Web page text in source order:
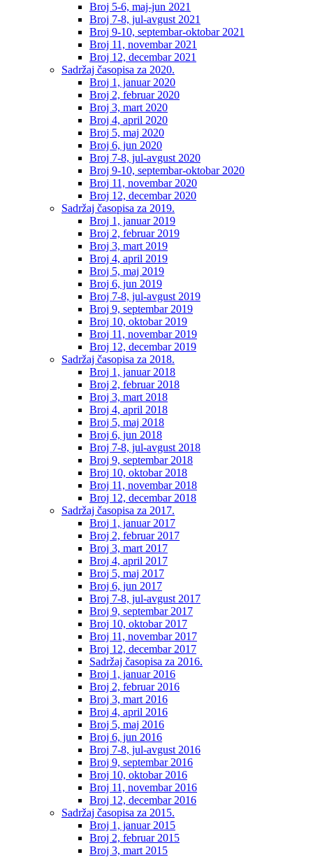
Broj 5-6, maj-jun 2021
Broj 7-8, jul-avgust 2021
Broj 9-10, septembar-oktobar 2021
Broj 11, novembar 2021
Broj 12, decembar 2021
Sadržaj časopisa za 2020.
Broj 1, januar 2020
Broj 2, februar 2020
Broj 3, mart 2020
Broj 4, april 2020
Broj 5, maj 2020
Broj 6, jun 2020
Broj 7-8, jul-avgust 2020
Broj 9-10, septembar-oktobar 2020
Broj 11, novembar 2020
Broj 12, decembar 2020
Sadržaj časopisa za 2019.
Broj 1, januar 2019
Broj 2, februar 2019
Broj 3, mart 2019
Broj 4, april 2019
Broj 5, maj 2019
Broj 6, jun 2019
Broj 7-8, jul-avgust 2019
Broj 9, septembar 2019
Broj 10, oktobar 2019
Broj 11, novembar 2019
Broj 12, decembar 2019
Sadržaj časopisa za 2018.
Broj 1, januar 2018
Broj 2, februar 2018
Broj 3, mart 2018
Broj 4, april 2018
Broj 5, maj 2018
Broj 6, jun 2018
Broj 7-8, jul-avgust 2018
Broj 9, septembar 2018
Broj 10, oktobar 2018
Broj 11, novembar 2018
Broj 12, decembar 2018
Sadržaj časopisa za 2017.
Broj 1, januar 2017
Broj 2, februar 2017
Broj 3, mart 2017
Broj 4, april 2017
Broj 5, maj 2017
Broj 6, jun 2017
Broj 7-8, jul-avgust 2017
Broj 9, septembar 2017
Broj 10, oktobar 2017
Broj 11, novembar 2017
Broj 12, decembar 2017
Sadržaj časopisa za 2016.
Broj 1, januar 2016
Broj 2, februar 2016
Broj 3, mart 2016
Broj 4, april 2016
Broj 5, maj 2016
Broj 6, jun 2016
Broj 7-8, jul-avgust 2016
Broj 9, septembar 2016
Broj 10, oktobar 2016
Broj 11, novembar 2016
Broj 12, decembar 2016
Sadržaj časopisa za 2015.
Broj 1, januar 2015
Broj 2, februar 2015
Broj 3, mart 2015